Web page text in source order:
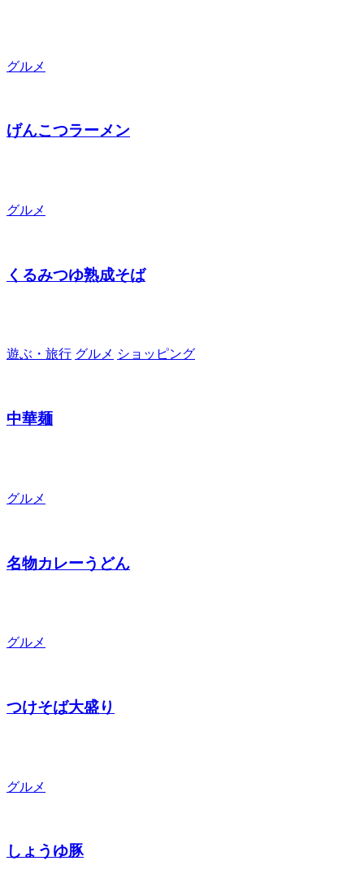
グルメ
げんこつラーメン
グルメ
くるみつゆ熟成そば
遊ぶ・旅行 グルメ ショッピング
中華麺
グルメ
名物カレーうどん
グルメ
つけそば大盛り
グルメ
しょうゆ豚